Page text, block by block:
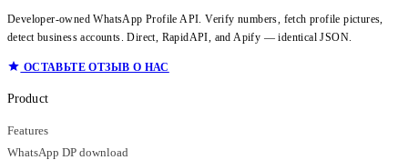
Developer-owned WhatsApp Profile API. Verify numbers, fetch profile pictures,
detect business accounts. Direct, RapidAPI, and Apify — identical JSON.
ОСТАВЬТЕ ОТЗЫВ О НАС
Product
Features
WhatsApp DP download